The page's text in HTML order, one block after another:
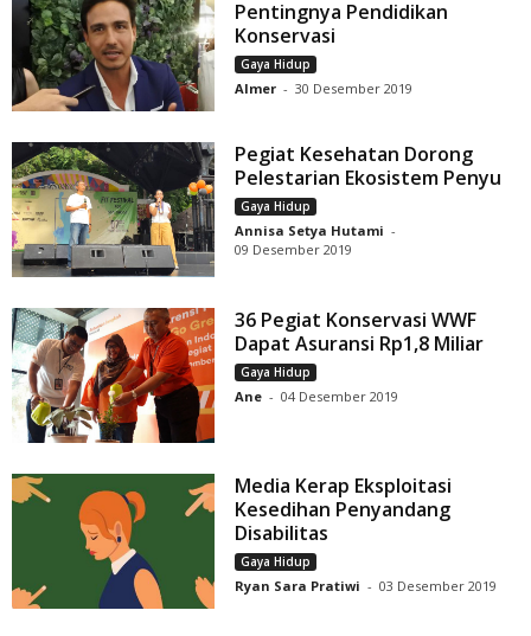
Pentingnya Pendidikan
Konservasi
Gaya Hidup
Almer - 30 Desember 2019
Pegiat Kesehatan Dorong
Pelestarian Ekosistem Penyu
Gaya Hidup
Annisa Setya Hutami -
09 Desember 2019
36 Pegiat Konservasi WWF
Dapat Asuransi Rp1,8 Miliar
Gaya Hidup
Ane - 04 Desember 2019
Media Kerap Eksploitasi
Kesedihan Penyandang
Disabilitas
Gaya Hidup
Ryan Sara Pratiwi - 03 Desember 2019